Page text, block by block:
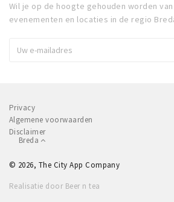
Wil je op de hoogte gehouden worden
evenementen en locaties in de regio
Privacy
Algemene voorwaarden
Disclaimer
Breda
© 2026, The City App Company
Realisatie door Beer n tea